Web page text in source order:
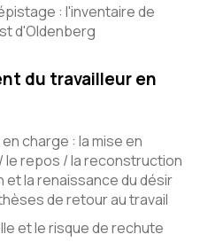
: l'inventaire de
d'Oldenberg
du travailleur en
charge : la mise en
le repos / la reconstruction
la renaissance du désir
de retour au travail
et le risque de rechute